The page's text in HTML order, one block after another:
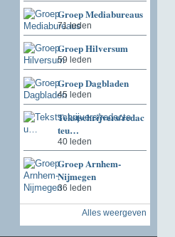
Groep Mediabureaus
71 leden
Groep Hilversum
59 leden
Groep Dagbladen
45 leden
Tekstschrijvers/redac
teu…
40 leden
Groep Arnhem-
Nijmegen
36 leden
Alles weergeven